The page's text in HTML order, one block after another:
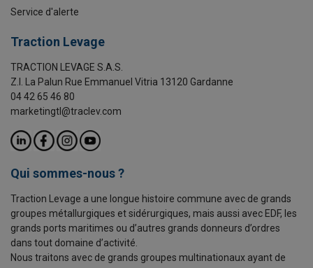
Service d'alerte
Traction Levage
TRACTION LEVAGE S.A.S.
Z.I. La Palun Rue Emmanuel Vitria 13120 Gardanne
04 42 65 46 80
marketingtl@traclev.com
Qui sommes-nous ?
Traction Levage a une longue histoire commune avec de grands
groupes métallurgiques et sidérurgiques, mais aussi avec EDF, les
grands ports maritimes ou d’autres grands donneurs d’ordres
dans tout domaine d’activité.
Nous traitons avec de grands groupes multinationaux ayant de